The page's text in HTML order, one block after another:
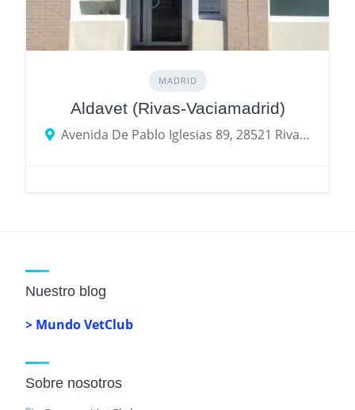
MADRID
Aldavet (Rivas-Vaciamadrid)
Avenida De Pablo Iglesias 89, 28521 Rivas-Vaciamadrid, provincia de Madrid, España
Nuestro blog
> Mundo VetClub
Sobre nosotros